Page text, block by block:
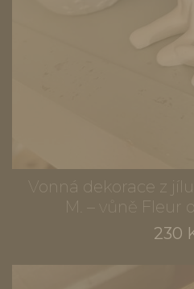
Vonná dekorace z
M. – vůně Fleur
230